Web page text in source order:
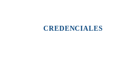
CREDENCIALES